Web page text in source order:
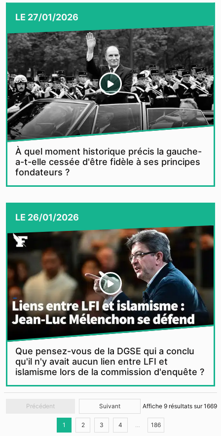
LE 27/01/2026
À quel moment historique précis la gauche-
a-t-elle cessée d'être fidèle à ses principes
fondateurs ?
LE 26/01/2026
Que pensez-vous de la DGSE qui a conclu
qu'il n'y avait aucun lien entre LFI et
islamisme lors de la commission d'enquête ?
Précédent Suivant Affiche 9 résultats sur1669
1 2 3 4 186